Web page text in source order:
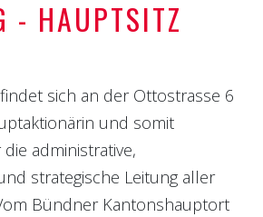
- HAUPTSITZ
sich an der Ottostrasse 6
und somit
administrative,
strategische Leitung aller
Bündner Kantonshauptort